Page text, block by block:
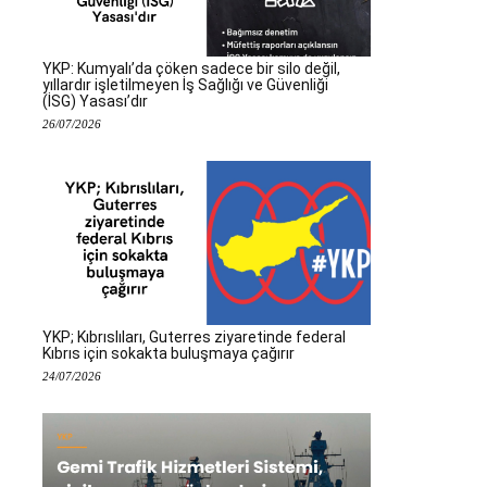
YKP: Kumyalı’da çöken sadece bir silo değil,
yıllardır işletilmeyen İş Sağlığı ve Güvenliği
(İSG) Yasası’dır
26/07/2026
YKP; Kıbrıslıları, Guterres ziyaretinde federal
Kıbrıs için sokakta buluşmaya çağırır
24/07/2026